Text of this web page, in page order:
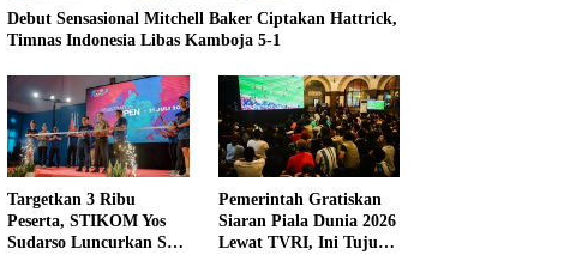
Debut Sensasional Mitchell Baker Ciptakan Hattrick,
Timnas Indonesia Libas Kamboja 5-1
Targetkan 3 Ribu
Peserta, STIKOM Yos
Sudarso Luncurkan SYS
Pemerintah Gratiskan
Siaran Piala Dunia 2026
Lewat TVRI, Ini Tujuan